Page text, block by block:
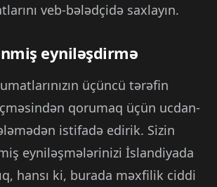
veb-bələdçidə saxlayın.
eyniləşdirmə
üçüncü tərəfin
qorumaq üçün ucdan-
istifadə edirik. Sizin
eyniləşmələrinizi İslandiyada
hansı ki, burada məxfilik ciddi